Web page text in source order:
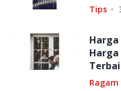
Tips
Ragam